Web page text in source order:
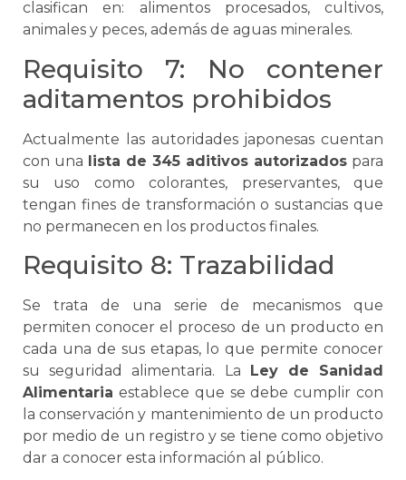
clasifican en: alimentos procesados, cultivos,
animales y peces, además de aguas minerales.
Requisito 7: No contener
aditamentos prohibidos
Actualmente las autoridades japonesas cuentan
con una lista de 345 aditivos autorizados para
su uso como colorantes, preservantes, que
tengan fines de transformación o sustancias que
no permanecen en los productos finales.
Requisito 8: Trazabilidad
Se trata de una serie de mecanismos que
permiten conocer el proceso de un producto en
cada una de sus etapas, lo que permite conocer
su seguridad alimentaria. La Ley de Sanidad
Alimentaria establece que se debe cumplir con
la conservación y mantenimiento de un producto
por medio de un registro yse tiene como objetivo
dar a conocer esta información al público.